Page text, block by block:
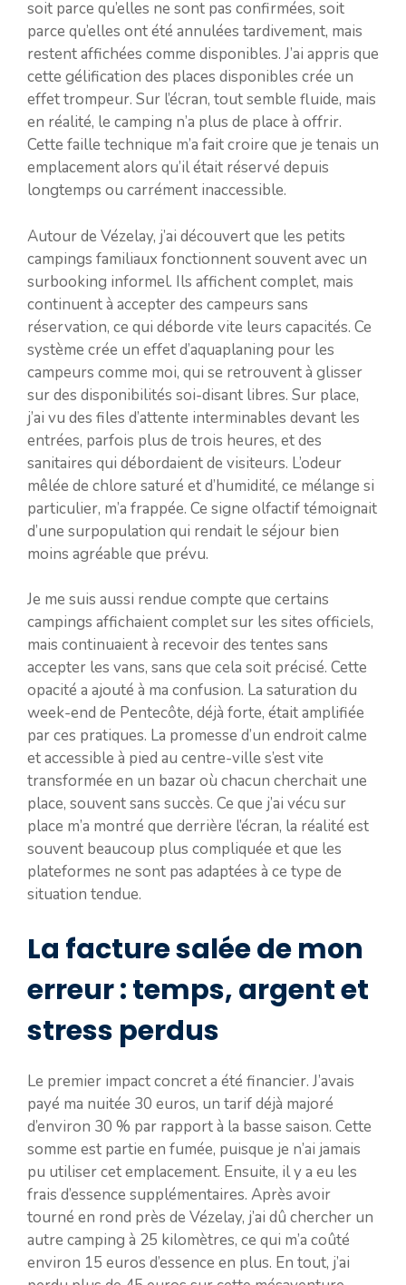
soit parce qu’elles ne sont pas confirmées, soit
parce qu’elles ont été annulées tardivement, mais
restent affichées comme disponibles. J’ai appris que
cette gélification des places disponibles crée un
effet trompeur. Sur l’écran, tout semble fluide, mais
en réalité, le camping n’a plus de place à offrir.
Cette faille technique m’a fait croire que je tenais un
emplacement alors qu’il était réservé depuis
longtemps ou carrément inaccessible.
Autour de Vézelay, j’ai découvert que les petits
campings familiaux fonctionnent souvent avec un
surbooking informel. Ils affichent complet, mais
continuent à accepter des campeurs sans
réservation, ce qui déborde vite leurs capacités. Ce
système crée un effet d’aquaplaning pour les
campeurs comme moi, qui se retrouvent à glisser
sur des disponibilités soi-disant libres. Sur place,
j’ai vu des files d’attente interminables devant les
entrées, parfois plus de trois heures, et des
sanitaires qui débordaient de visiteurs. L’odeur
mêlée de chlore saturé et d’humidité, ce mélange si
particulier, m’a frappée. Ce signe olfactif témoignait
d’une surpopulation qui rendait le séjour bien
moins agréable que prévu.
Je me suis aussi rendue compte que certains
campings affichaient complet sur les sites officiels,
mais continuaient à recevoir des tentes sans
accepter les vans, sans que cela soit précisé. Cette
opacité a ajouté à ma confusion. La saturation du
week-end de Pentecôte, déjà forte, était amplifiée
par ces pratiques. La promesse d’un endroit calme
et accessible à pied au centre-ville s’est vite
transformée en un bazar où chacun cherchait une
place, souvent sans succès. Ce que j’ai vécu sur
place m’a montré que derrière l’écran, la réalité est
souvent beaucoup plus compliquée et que les
plateformes ne sont pas adaptées à ce type de
situation tendue.
La facture salée de mon
erreur : temps, argent et
stress perdus
Le premier impact concret a été financier. J’avais
payé ma nuitée 30 euros, un tarif déjà majoré
d’environ 30 % par rapport à la basse saison. Cette
somme est partie en fumée, puisque je n’ai jamais
pu utiliser cet emplacement. Ensuite, il y a eu les
frais d’essence supplémentaires. Après avoir
tourné en rond près de Vézelay, j’ai dû chercher un
autre camping à 25 kilomètres, ce qui m’a coûté
environ 15 euros d’essence en plus. En tout, j’ai